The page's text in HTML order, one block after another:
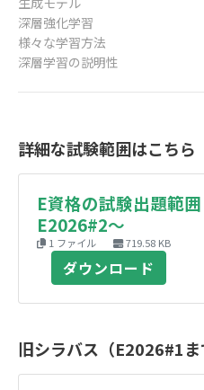
深層強化学習
様々な学習方法
深層学習の説明性
詳細な試験範囲はこちら
E資格の試験出題範囲
E2026#2～
1 ファイル 719.58 KB
ダウンロード
旧シラバス（E2026#1ま